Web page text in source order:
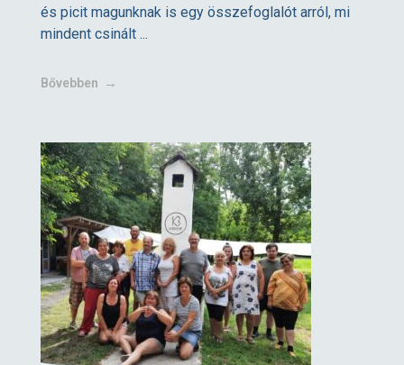
és picit magunknak is egy összefoglalót arról, mi
mindent csinált ...
Bővebben